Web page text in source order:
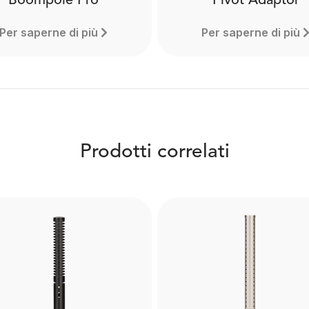
Per saperne di più
Boompole Pro
from carbon fibre, the
Per saperne di più
Pivot Adaptor
The RØDE Pivot
Prodotti correlati